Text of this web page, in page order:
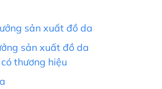
sản xuất đồ da
sản xuất đồ da
thương hiệu